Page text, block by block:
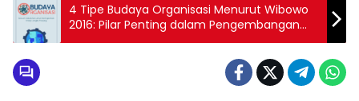
4 Tipe Budaya Organisasi Menurut Wibowo
2016: Pilar Penting dalam Pengembangan
Perusahaan!